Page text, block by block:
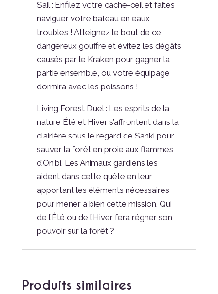
Sail : Enfilez votre cache-œil et faites
naviguer votre bateau en eaux
troubles ! Atteignez le bout de ce
dangereux gouffre et évitez les dégâts
causés par le Kraken pour gagner la
partie ensemble, ou votre équipage
dormira avec les poissons !
Living Forest Duel : Les esprits de la
nature Été et Hiver s’affrontent dans la
clairière sous le regard de Sanki pour
sauver la forêt en proie aux flammes
d’Onibi. Les Animaux gardiens les
aident dans cette quête en leur
apportant les éléments nécessaires
pour mener à bien cette mission. Qui
de l’Été ou de l’Hiver fera régner son
pouvoir sur la forêt ?
Produits similaires